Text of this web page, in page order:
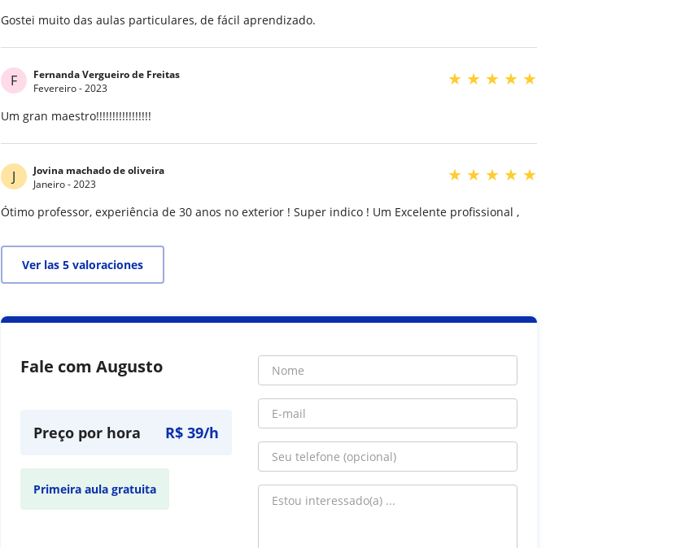
Gostei muito das aulas particulares, de fácil aprendizado.
F
Fernanda Vergueiro de Freitas
Fevereiro - 2023
★ ★ ★ ★ ★
Um gran maestro!!!!!!!!!!!!!!!!!
J
Jovina machado de oliveira
Janeiro - 2023
★ ★ ★ ★ ★
Ótimo professor, experiência de 30 anos no exterior ! Super indico ! Um Excelente profissional ,
Ver las 5 valoraciones
Fale com Augusto
Preço por hora R$ 39/h
Primeira aula gratuita